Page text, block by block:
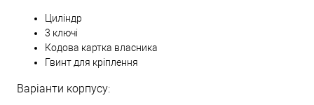
Циліндр
3 ключі
Кодова картка власника
Гвинт для кріплення
Варіанти корпусу: